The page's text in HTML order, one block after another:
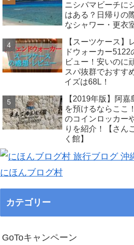
ニシバマビーチに
はある？日帰りの
なシャワー・更衣
【スーツケース】
ドウォーカー5122
ビュー！安いのに
スパ抜群でおすす
イズは68L！
【2019年版】阿嘉
を預けるならここ
のコインロッカー
りを紹介！【さん
く館】
にほんブログ村
カテゴリー
GoToキャンペーン